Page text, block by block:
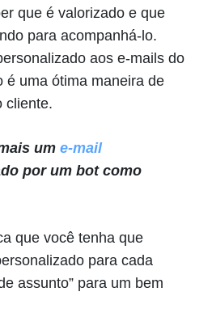
que é valorizado e que
para acompanhá-lo.
aos e-mails do
é uma ótima maneira de
cliente.
um e-mail
por um bot como
que você tenha que
para cada
assunto” para um bem